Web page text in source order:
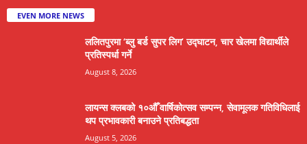
EVEN MORE NEWS
ललितपुरमा ‘ब्लु बर्ड सुपर लिग’ उद्घाटन, चार खेलमा विद्यार्थीले
प्रतिस्पर्धा गर्ने
August 8, 2026
लायन्स क्लबको १०औँ वार्षिकोत्सव सम्पन्न, सेवामूलक गतिविधिलाई
थप प्रभावकारी बनाउने प्रतिबद्धता
August 5, 2026